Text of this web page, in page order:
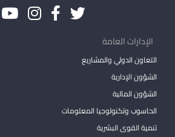
الإدارات العامة
التعاون الدولي والمشاريع
الشؤون الإدارية
الشؤون المالية
الحاسوب وتكنولوجيا المعلومات
تنمية القوى البشرية